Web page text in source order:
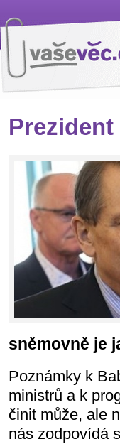
sněmovně je
Poznámky k
ministrů a k
činit může, ale
nás zodpovídá